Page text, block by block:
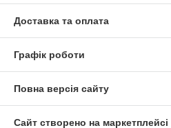
Доставка та оплата
Графік роботи
Повна версія сайту
Сайт створено на маркетплейсі